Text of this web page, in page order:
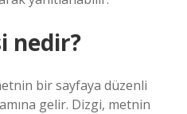
nedir?
bir sayfaya düzenli
gelir. Dizgi, metnin